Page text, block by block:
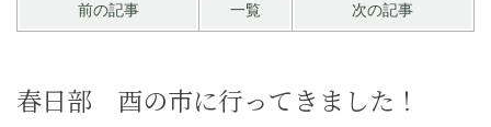
前の記事 一覧 次の記事
春日部 酉の市に行ってきました！